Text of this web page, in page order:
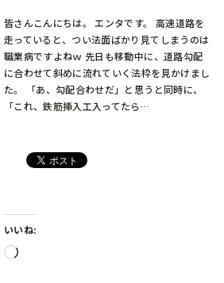
皆さんこんにちは。 エンタです。 高速道路を
走っていると、つい法面ばかり見てしまうのは
職業病ですよねｗ 先日も移動中に、道路勾配
に合わせて斜めに流れていく法枠を見かけまし
た。 「あ、勾配合わせだ」と思うと同時に、
「これ、鉄筋挿入工入ってたら…
いいね:
読